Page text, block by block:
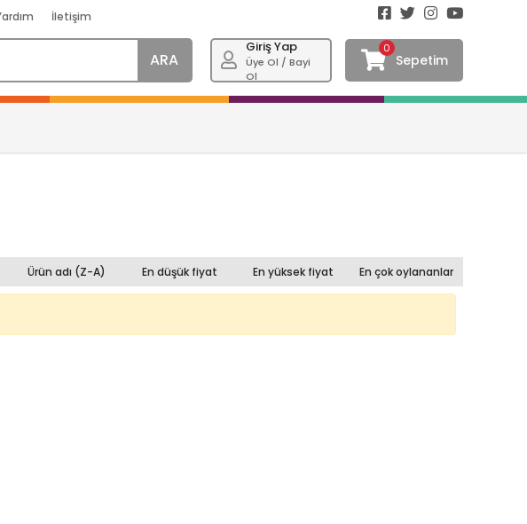
İletişim
ARA
Giriş Yap
Üye Ol / Bayi
Ol
0
Sepetim
Ürün adı (Z-A) En düşük fiyat En yüksek fiyat En çok oylananlar